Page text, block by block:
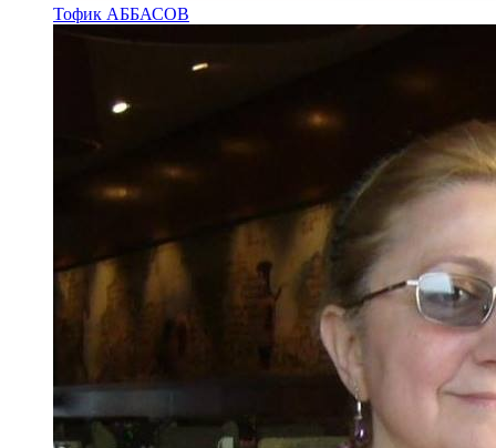
Тофик АББАСОВ